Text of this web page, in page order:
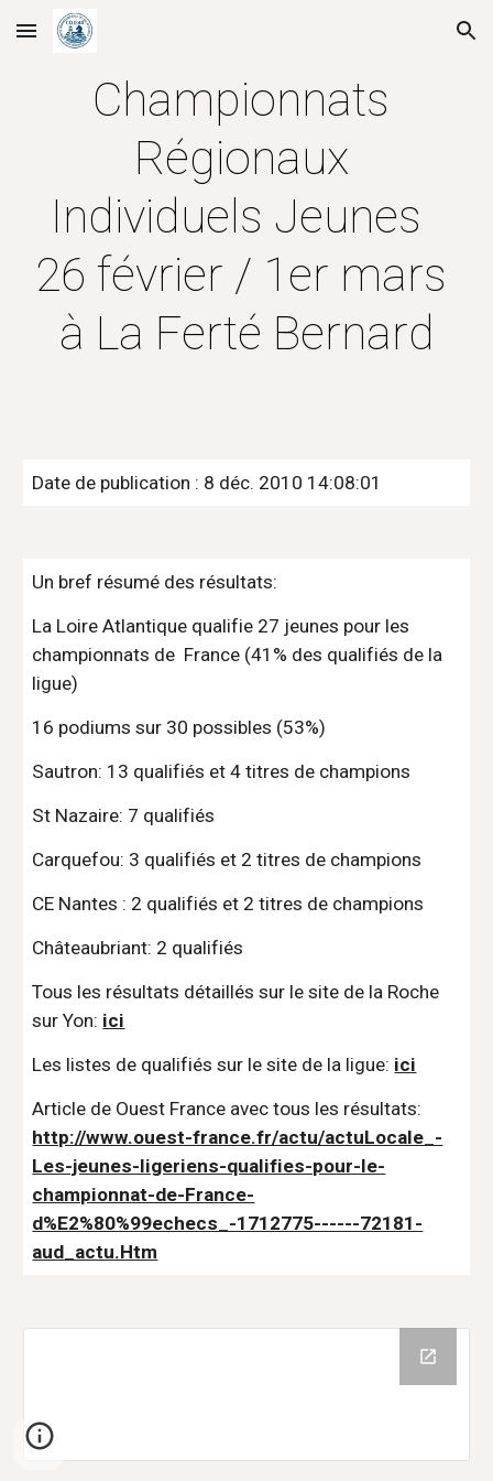
Skip to main content Skip to navigation
Championnats
Régionaux
Individuels Jeunes
26 février / 1er mars
à La Ferté Bernard
Date de publication : 8 déc. 2010 14:08:01
Un bref résumé des résultats:
La Loire Atlantique qualifie 27 jeunes pour les
championnats de  France (41% des qualifiés de la
ligue)
16 podiums sur 30 possibles (53%)
Sautron: 13 qualifiés et 4 titres de champions
St Nazaire: 7 qualifiés
Carquefou: 3 qualifiés et 2 titres de champions
CE Nantes : 2 qualifiés et 2 titres de champions
Châteaubriant: 2 qualifiés
Tous les résultats détaillés sur le site de la Roche
sur Yon: ici
Les listes de qualifiés sur le site de la ligue: ici
http://www.ouest-france.fr/actu/actuLocale_-
Les-jeunes-ligeriens-qualifies-pour-le-
championnat-de-France-
d%E2%80%99echecs_-1712775------72181-
aud_actu.Htm